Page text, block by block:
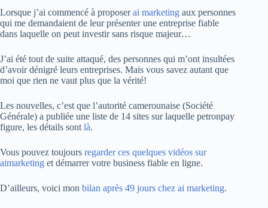
Lorsque j’ai commencé à proposerai marketing aux personnes
qui me demandaient de leur présenter une entreprise fiable
dans laquelle on peut investir sans risque majeur…
J’ai été tout de suite attaqué, des personnes qui m’ont insultées
d’avoir dénigré leurs entreprises. Mais vous savez autant que
moi que rien ne vaut plus que la vérité!
Les nouvelles, c’est que l’autorité camerounaise (Société
Générale) a publiée une liste de 14 sites sur laquelle petronpay
figure, les détails sont là.
Vous pouvez toujours regarder ces quelques vidéos sur
aimarketing et démarrer votre business fiable en ligne.
D’ailleurs, voici mon bilan après 49 jours chez ai marketing.